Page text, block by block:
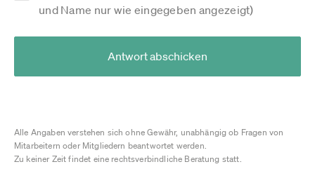
und Name nur wie eingegeben angezeigt)
Antwort abschicken
Alle Angaben verstehen sich ohne Gewähr, unabhängig ob Fragen von
Mitarbeitern oder Mitgliedern beantwortet werden.
Zu keiner Zeit findet eine rechtsverbindliche Beratung statt.